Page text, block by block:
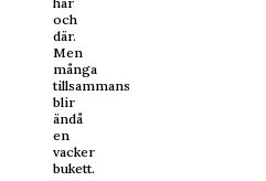
och
där.
Men
många
tillsammans
blir
ändå
en
vacker
bukett.